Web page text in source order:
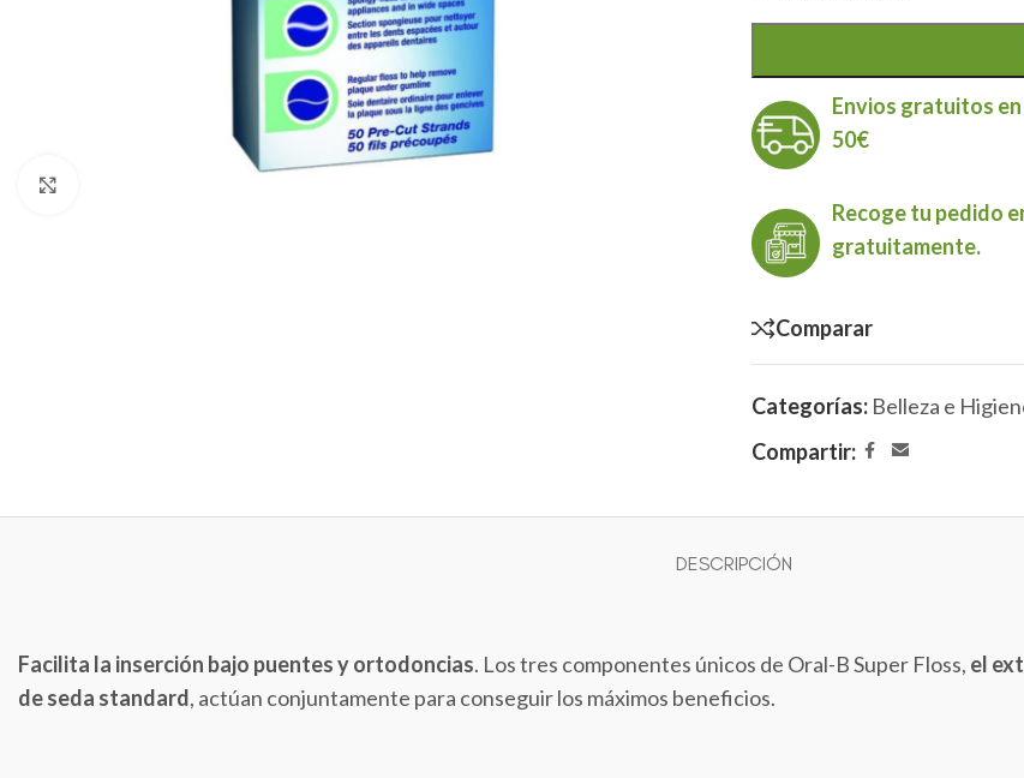
Envios gratuitos
50€
Recoge tu pedido
gratuitamente.
Comparar
Categorías: Belleza e
Compartir:
DESCRIPCIÓN
Facilita la inserción bajo puentes y ortodoncias. Los tres componentes únicos de Oral-B Super Floss, el
de seda standard, actúan conjuntamente para conseguir los máximos beneficios.